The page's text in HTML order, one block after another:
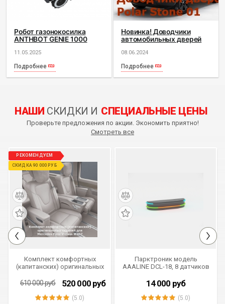
Робот газонокосилка
ANTHBOT GENIE 1000
11.05.2025
Подробнее
Новинка! Доводчики
автомобильных дверей
2023 г.в. AutoliftTech ALT-
ESD-Polar-01
08.06.2024
Подробнее
НАШИ СКИДКИ И СПЕЦИАЛЬНЫЕ ЦЕНЫ
Проверьте предложения по акции. Экономить приятно!
Смотреть все
РЕКОМЕНДУЕМ
СКИДКА 90 000 РУБ
Комплект комфортных
(капитанских) оригинальных
V-class W447
610 000руб 520 000 руб
(5.0)
Парктроник модель
AAALINE DCL-18, 8 датчиков
14 000 руб
(5.0)